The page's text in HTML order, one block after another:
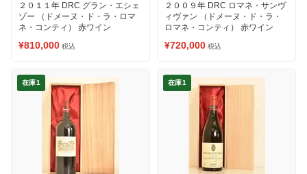
２０１１年 DRC グラン・エシェ
ゾー （ドメーヌ・ド・ラ・ロマ
ネ・コンティ） 赤ワイン
¥810,000 税込
２００９年 DRC ロマネ・サンヴ
ィヴァン （ドメーヌ・ド・ラ・
ロマネ・コンティ） 赤ワイン
¥720,000 税込
在庫1 在庫1